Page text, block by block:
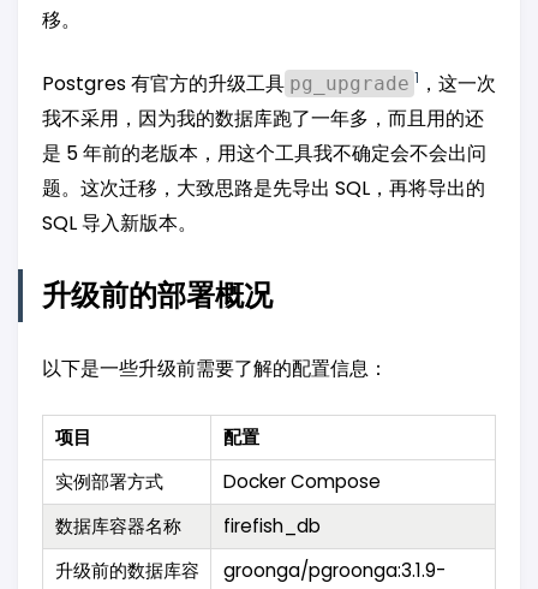
移。
Postgres 有官方的升级工具 pg_upgrade 1 ，这一次
我不采用，因为我的数据库跑了一年多，而且用的还
是 5 年前的老版本，用这个工具我不确定会不会出问
题。这次迁移，大致思路是先导出 SQL，再将导出的
SQL 导入新版本。
升级前的部署概况
以下是一些升级前需要了解的配置信息：
项目
配置
实例部署方式
Docker Compose
数据库容器名称
firefish_db
升级前的数据库容
groonga/pgroonga:3.1.9-